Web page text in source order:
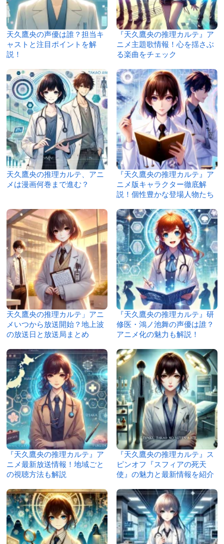
天久鷹央の声優は誰？担当キ
ャストと注目ポイントを解
説！
『天久鷹央の推理カルテ』ア
ニメ主題歌情報！心を揺さぶ
る楽曲をチェック
天久鷹央の推理カルテ、アニ
メは漫画何巻まで進む？
『天久鷹央の推理カルテ』ア
ニメ版キャラクター徹底解
説！個性豊かな登場人物たち
天久鷹央の推理カルテ」アニ
メいつから放送開始？地上波
の放送日と放送局まとめ
『天久鷹央の推理カルテ』研
修医・鴻ノ池舞の声優は誰？
アニメ化の魅力も解説！
『天久鷹央の推理カルテ』ア
ニメ最新放送情報！地域ごと
の視聴方法も解説
『天久鷹央の推理カルテ』ス
ピンオフ『スフィアの死天
使』の魅力と最新情報を紹介